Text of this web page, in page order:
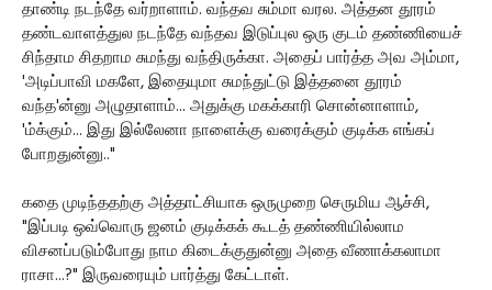
தாண்டி நடந்தே வர்றாளாம். வந்தவ சும்மா வரல. அத்தன தூரம்
தண்டவாளத்துல நடந்தே வந்தவ இடுப்புல ஒரு குடம் தண்ணியைச்
சிந்தாம சிதறாம சுமந்து வந்திருக்கா. அதைப் பார்த்த அவ அம்மா,
'அடிப்பாவி மகளே, இதையுமா சுமந்துட்டு இத்தனை தூரம்
வந்த'ன்னு அழுதாளாம்... அதுக்கு மகக்காரி சொன்னாளாம்,
'ம்க்கும்... இது இல்லேனா நாளைக்கு வரைக்கும் குடிக்க எங்கப்
போறதுன்னு.."
கதை முடிந்ததற்கு அத்தாட்சியாக ஒருமுறை செருமிய ஆச்சி,
"இப்படி ஒவ்வொரு ஜனம் குடிக்கக் கூடத் தண்ணியில்லாம
விசனப்படும்போது நாம கிடைக்குதுன்னு அதை வீணாக்கலாமா
ராசா...?" இருவரையும் பார்த்து கேட்டாள்.